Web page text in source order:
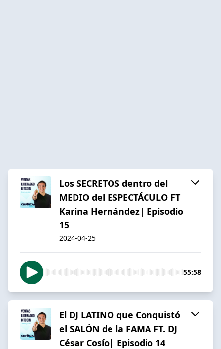
Los SECRETOS dentro del
MEDIO del ESPECTÁCULO FT
Karina Hernández| Episodio
15
2024-04-25
55:58
El DJ LATINO que Conquistó
el SALÓN de la FAMA FT. DJ
César Cosío| Episodio 14